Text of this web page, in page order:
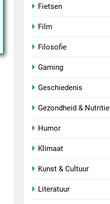
Fietsen
Film
Filosofie
Gaming
Geschiedenis
Gezondheid & Nutritie
Humor
Klimaat
Kunst & Cultuur
Literatuur